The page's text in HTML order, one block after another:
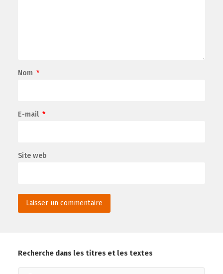
Nom *
E-mail *
Site web
Recherche dans les titres et les textes